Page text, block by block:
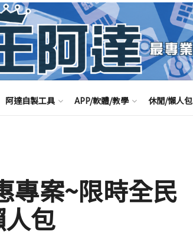
阿達自製工具 APP/軟體/教學 休閒/懶人包
專案~限時全民
包